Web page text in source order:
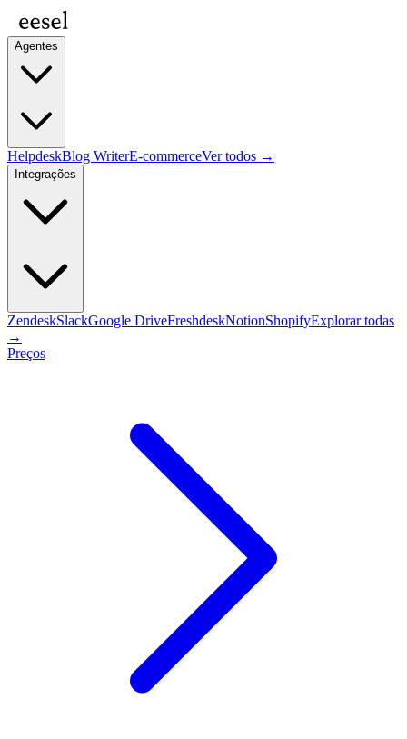
Agentes
HelpdeskBlog WriterE-commerceVer todos →
Integrações
ZendeskSlackGoogle DriveFreshdeskNotionShopifyExplorar todas
→
Preços